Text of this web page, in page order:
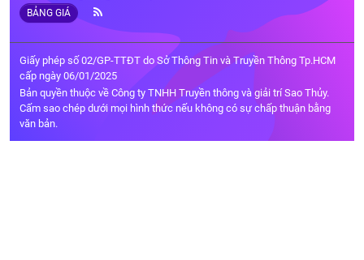
BẢNG GIÁ
Giấy phép số 02/GP-TTĐT do Sở Thông Tin và Truyền Thông Tp.HCM
cấp ngày 06/01/2025
Bản quyền thuộc về Công ty TNHH Truyền thông và giải trí Sao Thủy.
Cấm sao chép dưới mọi hình thức nếu không có sự chấp thuận bằng
văn bản.